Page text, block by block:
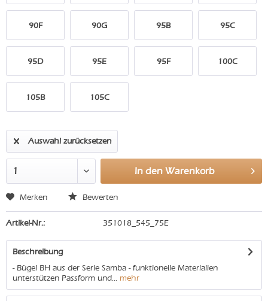
90F 90G 95B 95C
95D 95E 95F 100C
105B 105C
Auswahl zurücksetzen
In den Warenkorb
Merken Bewerten
Artikel-Nr.: 351018_545_75E
Beschreibung
- Bügel BH aus der Serie Samba - funktionelle Materialien
unterstützen Passform und... mehr